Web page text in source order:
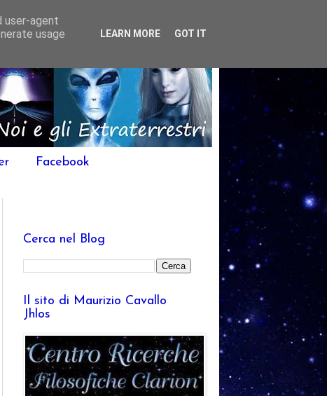
Facebook
Cerca nel Blog
Il sito di Maurizio Cavallo
Jhlos
user-agent
usage
LEARN MORE GOT IT